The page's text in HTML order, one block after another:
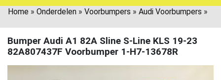
Home » Onderdelen » Voorbumpers » Audi Voorbumpers »
Bumper Audi A1 82A Sline S-Line KLS 19-23
82A807437F Voorbumper 1-H7-13678R